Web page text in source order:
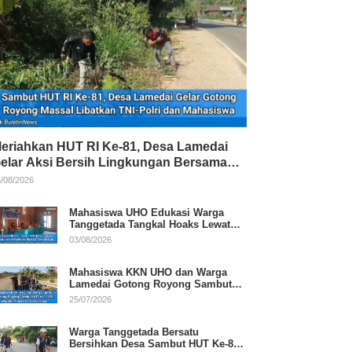
HUT RI Ke-81, Desa Lamedai
Aksi Bersih Lingkungan Bersama
Polri
08/2026
Mahasiswa UHO Edukasi Warga
Tanggetada Tangkal Hoaks Lewat
Program Literasi
03/08/2026
Mahasiswa KKN UHO dan Warga
Lamedai Gotong Royong Sambut
HUT Ke-81 RI
25/07/2026
Warga Tanggetada Bersatu
Bersihkan Desa Sambut HUT Ke-81